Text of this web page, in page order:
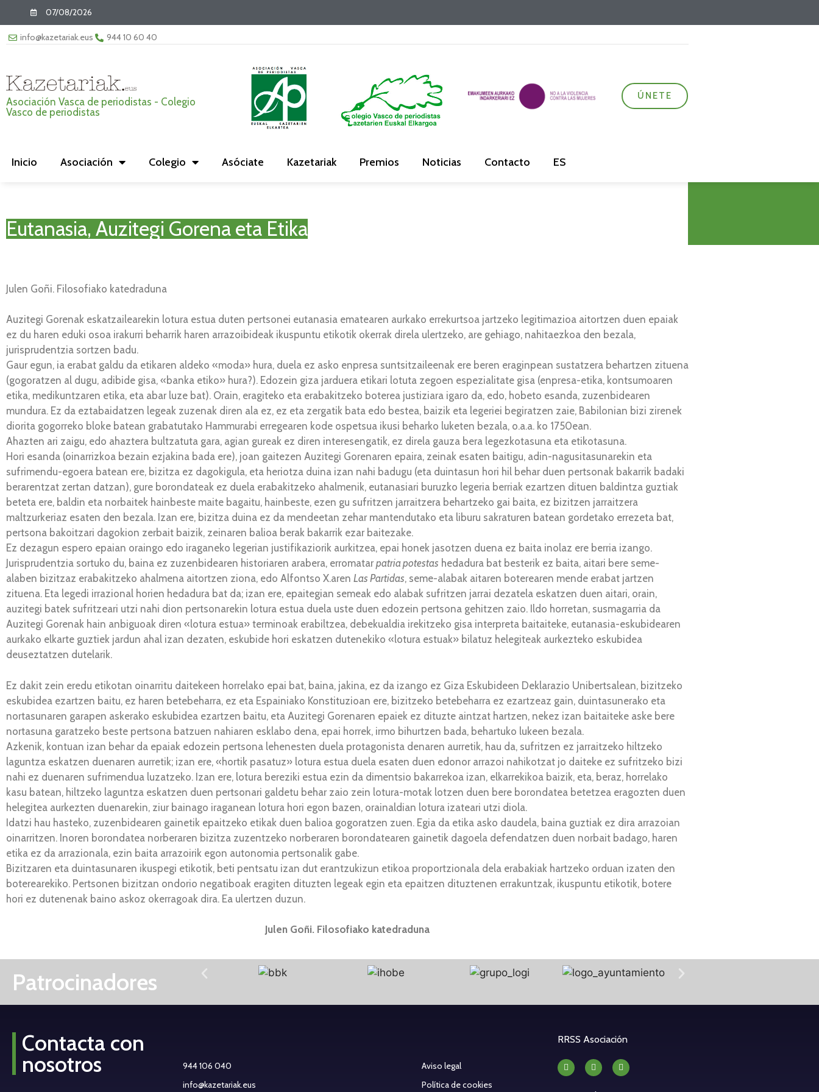
07/08/2026
info@kazetariak.eus 944 10 60 40
Asociación Vasca de periodistas - Colegio
Vasco de periodistas
ÚNETE
Inicio Asociación Colegio Asóciate Kazetariak Premios Noticias Contacto ES
Eutanasia, Auzitegi Gorena eta Etika
Julen Goñi. Filosofiako katedraduna
Auzitegi Gorenak eskatzailearekin lotura estua duten pertsonei eutanasia ematearen aurkako errekurtsoa jartzeko legitimazioa aitortzen duen epaiak
ez du haren eduki osoa irakurri beharrik haren arrazoibideak ikuspuntu etikotik okerrak direla ulertzeko, are gehiago, nahitaezkoa den bezala,
jurisprudentzia sortzen badu.
Gaur egun, ia erabat galdu da etikaren aldeko «moda» hura, duela ez asko enpresa suntsitzaileenak ere beren eraginpean sustatzera behartzen zituena
(gogoratzen al dugu, adibide gisa, «banka etiko» hura?). Edozein giza jarduera etikari lotuta zegoen espezialitate gisa (enpresa-etika, kontsumoaren
etika, medikuntzaren etika, eta abar luze bat). Orain, eragiteko eta erabakitzeko boterea justiziara igaro da, edo, hobeto esanda, zuzenbidearen
mundura. Ez da eztabaidatzen legeak zuzenak diren ala ez, ez eta zergatik bata edo bestea, baizik eta legeriei begiratzen zaie, Babilonian bizi zirenek
diorita gogorreko bloke batean grabatutako Hammurabi erregearen kode ospetsua ikusi beharko luketen bezala, o.a.a. ko 1750ean.
Ahazten ari zaigu, edo ahaztera bultzatuta gara, agian gureak ez diren interesengatik, ez direla gauza bera legezkotasuna eta etikotasuna.
Hori esanda (oinarrizkoa bezain ezjakina bada ere), joan gaitezen Auzitegi Gorenaren epaira, zeinak esaten baitigu, adin-nagusitasunarekin eta
sufrimendu-egoera batean ere, bizitza ez dagokigula, eta heriotza duina izan nahi badugu (eta duintasun hori hil behar duen pertsonak bakarrik badaki
berarentzat zertan datzan), gure borondateak ez duela erabakitzeko ahalmenik, eutanasiari buruzko legeria berriak ezartzen dituen baldintza guztiak
beteta ere, baldin eta norbaitek hainbeste maite bagaitu, hainbeste, ezen gu sufritzen jarraitzera behartzeko gai baita, ez bizitzen jarraitzera
maltzurkeriaz esaten den bezala. Izan ere, bizitza duina ez da mendeetan zehar mantendutako eta liburu sakraturen batean gordetako errezeta bat,
pertsona bakoitzari dagokion zerbait baizik, zeinaren balioa berak bakarrik ezar baitezake.
Ez dezagun espero epaian oraingo edo iraganeko legerian justifikaziorik aurkitzea, epai honek jasotzen duena ez baita inolaz ere berria izango.
Jurisprudentzia sortuko du, baina ez zuzenbidearen historiaren arabera, erromatar patria potestas hedadura bat besterik ez baita, aitari bere seme-
alaben bizitzaz erabakitzeko ahalmena aitortzen ziona, edo Alfontso X.aren Las Partidas, seme-alabak aitaren boterearen mende erabat jartzen
zituena. Eta legedi irrazional horien hedadura bat da; izan ere, epaitegian semeak edo alabak sufritzen jarrai dezatela eskatzen duen aitari, orain,
auzitegi batek sufritzeari utzi nahi dion pertsonarekin lotura estua duela uste duen edozein pertsona gehitzen zaio. Ildo horretan, susmagarria da
Auzitegi Gorenak hain anbiguoak diren «lotura estua» terminoak erabiltzea, debekualdia irekitzeko gisa interpreta baitaiteke, eutanasia-eskubidearen
aurkako elkarte guztiek jardun ahal izan dezaten, eskubide hori eskatzen dutenekiko «lotura estuak» bilatuz helegiteak aurkezteko eskubidea
deuseztatzen dutelarik.
Ez dakit zein eredu etikotan oinarritu daitekeen horrelako epai bat, baina, jakina, ez da izango ez Giza Eskubideen Deklarazio Unibertsalean, bizitzeko
eskubidea ezartzen baitu, ez haren betebeharra, ez eta Espainiako Konstituzioan ere, bizitzeko betebeharra ez ezartzeaz gain, duintasunerako eta
nortasunaren garapen askerako eskubidea ezartzen baitu, eta Auzitegi Gorenaren epaiek ez dituzte aintzat hartzen, nekez izan baitaiteke aske bere
nortasuna garatzeko beste pertsona batzuen nahiaren esklabo dena, epai horrek, irmo bihurtzen bada, behartuko lukeen bezala.
Azkenik, kontuan izan behar da epaiak edozein pertsona lehenesten duela protagonista denaren aurretik, hau da, sufritzen ez jarraitzeko hiltzeko
laguntza eskatzen duenaren aurretik; izan ere, «hortik pasatuz» lotura estua duela esaten duen edonor arrazoi nahikotzat jo daiteke ez sufritzeko bizi
nahi ez duenaren sufrimendua luzatzeko. Izan ere, lotura bereziki estua ezin da dimentsio bakarrekoa izan, elkarrekikoa baizik, eta, beraz, horrelako
kasu batean, hiltzeko laguntza eskatzen duen pertsonari galdetu behar zaio zein lotura-motak lotzen duen bere borondatea betetzea eragozten duen
helegitea aurkezten duenarekin, ziur bainago iraganean lotura hori egon bazen, orainaldian lotura izateari utzi diola.
Idatzi hau hasteko, zuzenbidearen gainetik epaitzeko etikak duen balioa gogoratzen zuen. Egia da etika asko daudela, baina guztiak ez dira arrazoian
oinarritzen. Inoren borondatea norberaren bizitza zuzentzeko norberaren borondatearen gainetik dagoela defendatzen duen norbait badago, haren
etika ez da arrazionala, ezin baita arrazoirik egon autonomia pertsonalik gabe.
Bizitzaren eta duintasunaren ikuspegi etikotik, beti pentsatu izan dut erantzukizun etikoa proportzionala dela erabakiak hartzeko orduan izaten den
boterearekiko. Pertsonen bizitzan ondorio negatiboak eragiten dituzten legeak egin eta epaitzen dituztenen errakuntzak, ikuspuntu etikotik, botere
hori ez dutenenak baino askoz okerragoak dira. Ea ulertzen duzun.
Julen Goñi. Filosofiako katedraduna
Patrocinadores
Contacta con
nosotros
944 106 040
info@kazetariak.eus
Aviso legal
Política de cookies
RRSS Asociación